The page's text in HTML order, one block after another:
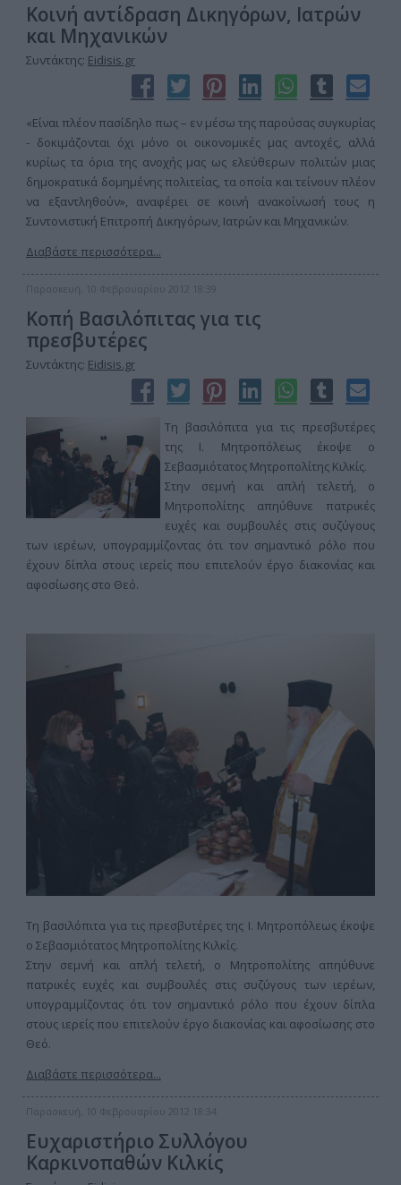
Κοινή αντίδραση Δικηγόρων, Ιατρών
και Μηχανικών
Συντάκτης: Eidisis.gr
«Είναι πλέον πασίδηλο πως – εν μέσω της παρούσας συγκυρίας
- δοκιμάζονται όχι μόνο οι οικονομικές μας αντοχές, αλλά
κυρίως τα όρια της ανοχής μας ως ελεύθερων πολιτών μιας
δημοκρατικά δομημένης πολιτείας, τα οποία και τείνουν πλέον
να εξαντληθούν», αναφέρει σε κοινή ανακοίνωσή τους η
Συντονιστική Επιτροπή Δικηγόρων, Ιατρών και Μηχανικών.
Διαβάστε περισσότερα...
Παρασκευή, 10 Φεβρουαρίου 2012 18:39
Κοπή Βασιλόπιτας για τις
πρεσβυτέρες
Συντάκτης: Eidisis.gr
Τη βασιλόπιτα για τις πρεσβυτέρες
της Ι. Μητροπόλεως έκοψε ο
Σεβασμιότατος Μητροπολίτης Κιλκίς.
Στην σεμνή και απλή τελετή, ο
Μητροπολίτης απηύθυνε πατρικές
ευχές και συμβουλές στις συζύγους
των ιερέων, υπογραμμίζοντας ότι τον σημαντικό ρόλο που
έχουν δίπλα στους ιερείς που επιτελούν έργο διακονίας και
αφοσίωσης στο Θεό.
Τη βασιλόπιτα για τις πρεσβυτέρες της Ι. Μητροπόλεως έκοψε
ο Σεβασμιότατος Μητροπολίτης Κιλκίς.
Στην σεμνή και απλή τελετή, ο Μητροπολίτης απηύθυνε
πατρικές ευχές και συμβουλές στις συζύγους των ιερέων,
υπογραμμίζοντας ότι τον σημαντικό ρόλο που έχουν δίπλα
στους ιερείς που επιτελούν έργο διακονίας και αφοσίωσης στο
Θεό.
Διαβάστε περισσότερα...
Παρασκευή, 10 Φεβρουαρίου 2012 18:34
Ευχαριστήριο Συλλόγου
Καρκινοπαθών Κιλκίς